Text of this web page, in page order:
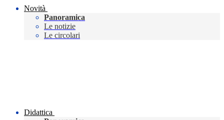
Novità
Panoramica
Le notizie
Le circolari
Didattica